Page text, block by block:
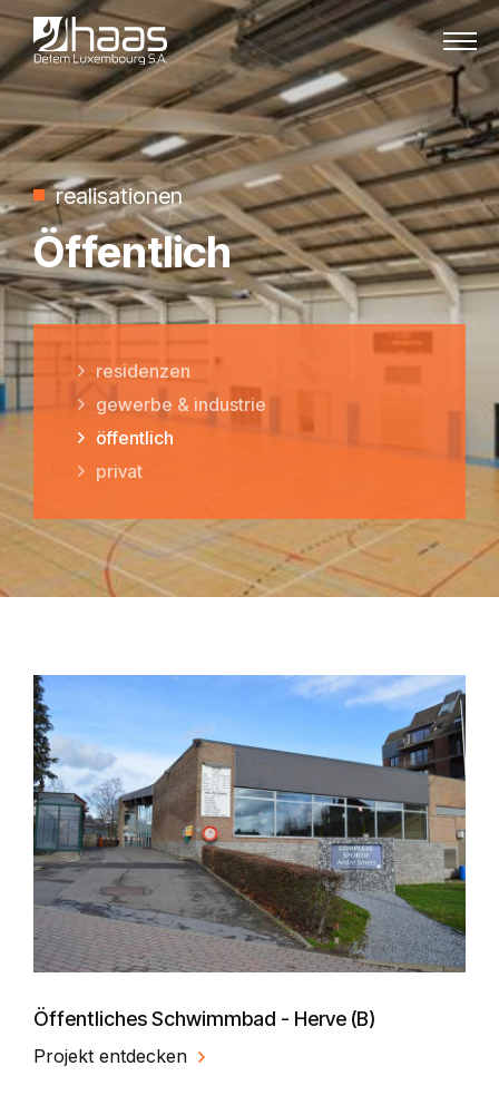
Zum Inhalt springen
realisationen
Öffentlich
residenzen
gewerbe & industrie
öffentlich
privat
Öffentliches Schwimmbad - Herve (B)
Projekt entdecken